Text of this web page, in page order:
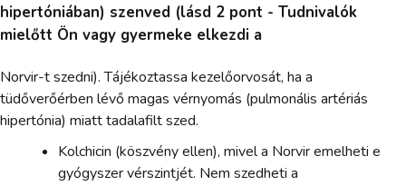
hipertóniában) szenved (lásd 2 pont - Tudnivalók
mielőtt Ön vagy gyermeke elkezdi a
Norvir-t szedni). Tájékoztassa kezelőorvosát, ha a
tüdőverőérben lévő magas vérnyomás (pulmonális artériás
hipertónia) miatt tadalafilt szed.
Kolchicin (köszvény ellen), mivel a Norvir emelheti e
gyógyszer vérszintjét. Nem szedheti a